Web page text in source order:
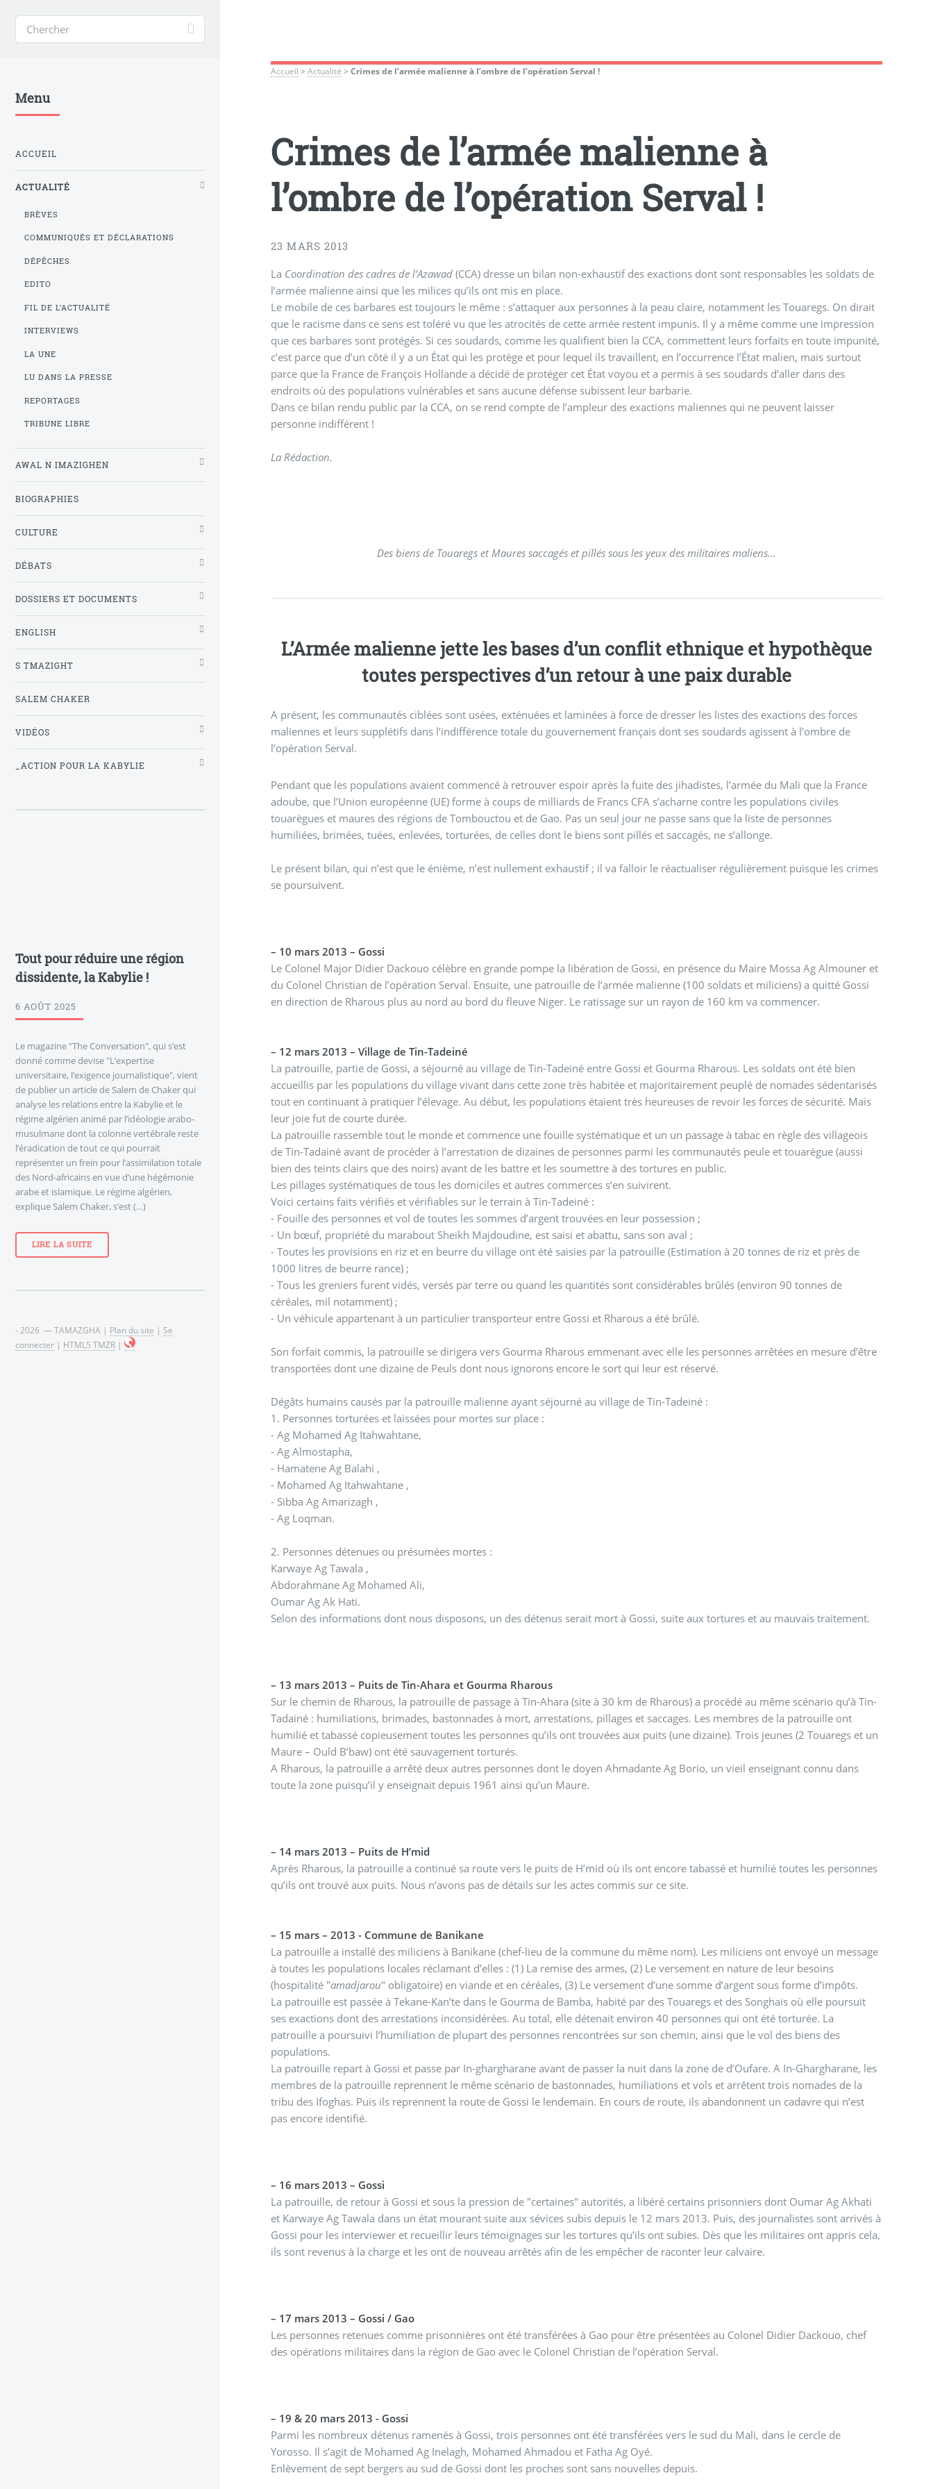
Accueil >Actualité >Crimes de l’armée malienne à l’ombre de l’opération Serval !
Crimes de l’armée malienne à
l’ombre de l’opération Serval !
23 MARS 2013
La Coordination des cadres de l’Azawad (CCA) dresse un bilan non-exhaustif des exactions dont sont responsables les soldats de
l’armée malienne ainsi que les milices qu’ils ont mis en place.
Le mobile de ces barbares est toujours le même : s’attaquer aux personnes à la peau claire, notamment les Touaregs. On dirait
que le racisme dans ce sens est toléré vu que les atrocités de cette armée restent impunis. Il y a même comme une impression
que ces barbares sont protégés. Si ces soudards, comme les qualifient bien la CCA, commettent leurs forfaits en toute impunité,
c’est parce que d’un côté il y a un État qui les protège et pour lequel ils travaillent, en l’occurrence l’État malien, mais surtout
parce que la France de François Hollande a décidé de protéger cet État voyou et a permis à ses soudards d’aller dans des
endroits où des populations vulnérables et sans aucune défense subissent leur barbarie.
Dans ce bilan rendu public par la CCA, on se rend compte de l’ampleur des exactions maliennes qui ne peuvent laisser
personne indifférent !
La Rédaction.
Des biens de Touaregs et Maures saccagés et pillés sous les yeux des militaires maliens...
L’Armée malienne jette les bases d’un conflit ethnique et hypothèque
toutes perspectives d’un retour à une paix durable
A présent, les communautés ciblées sont usées, exténuées et laminées à force de dresser les listes des exactions des forces
maliennes et leurs supplétifs dans l’indifférence totale du gouvernement français dont ses soudards agissent à l’ombre de
l’opération Serval.
Pendant que les populations avaient commencé à retrouver espoir après la fuite des jihadistes, l’armée du Mali que la France
adoube, que l’Union européenne (UE) forme à coups de milliards de Francs CFA s’acharne contre les populations civiles
touarègues et maures des régions de Tombouctou et de Gao. Pas un seul jour ne passe sans que la liste de personnes
humiliées, brimées, tuées, enlevées, torturées, de celles dont le biens sont pillés et saccagés, ne s’allonge.
Le présent bilan, qui n’est que le énième, n’est nullement exhaustif ; il va falloir le réactualiser régulièrement puisque les crimes
se poursuivent.
– 10 mars 2013 – Gossi
Le Colonel Major Didier Dackouo célèbre en grande pompe la libération de Gossi, en présence du Maire Mossa Ag Almouner et
du Colonel Christian de l’opération Serval. Ensuite, une patrouille de l’armée malienne (100 soldats et miliciens) a quitté Gossi
en direction de Rharous plus au nord au bord du fleuve Niger. Le ratissage sur un rayon de 160 km va commencer.
– 12 mars 2013 – Village de Tin-Tadeiné
La patrouille, partie de Gossi, a séjourné au village de Tin-Tadeiné entre Gossi et Gourma Rharous. Les soldats ont été bien
accueillis par les populations du village vivant dans cette zone très habitée et majoritairement peuplé de nomades sédentarisés
tout en continuant à pratiquer l’élevage. Au début, les populations étaient très heureuses de revoir les forces de sécurité. Mais
leur joie fut de courte durée.
La patrouille rassemble tout le monde et commence une fouille systématique et un un passage à tabac en règle des villageois
de Tin-Tadainé avant de procéder à l’arrestation de dizaines de personnes parmi les communautés peule et touarègue (aussi
bien des teints clairs que des noirs) avant de les battre et les soumettre à des tortures en public.
Les pillages systématiques de tous les domiciles et autres commerces s’en suivirent.
Voici certains faits vérifiés et vérifiables sur le terrain à Tin-Tadeiné :
- Fouille des personnes et vol de toutes les sommes d’argent trouvées en leur possession ;
- Un bœuf, propriété du marabout Sheikh Majdoudine, est saisi et abattu, sans son aval ;
- Toutes les provisions en riz et en beurre du village ont été saisies par la patrouille (Estimation à 20 tonnes de riz et près de
1000 litres de beurre rance) ;
- Tous les greniers furent vidés, versés par terre ou quand les quantités sont considérables brûlés (environ 90 tonnes de
céréales, mil notamment) ;
- Un véhicule appartenant à un particulier transporteur entre Gossi et Rharous a été brûlé.
Son forfait commis, la patrouille se dirigera vers Gourma Rharous emmenant avec elle les personnes arrêtées en mesure d’être
transportées dont une dizaine de Peuls dont nous ignorons encore le sort qui leur est réservé.
Dégâts humains causés par la patrouille malienne ayant séjourné au village de Tin-Tadeiné :
1. Personnes torturées et laissées pour mortes sur place :
- Ag Mohamed Ag Itahwahtane,
- Ag Almostapha,
- Hamatene Ag Balahi ,
- Mohamed Ag Itahwahtane ,
- Sibba Ag Amarizagh ,
- Ag Loqman.
2. Personnes détenues ou présumées mortes :
Karwaye Ag Tawala ,
Abdorahmane Ag Mohamed Ali,
Oumar Ag Ak Hati.
Selon des informations dont nous disposons, un des détenus serait mort à Gossi, suite aux tortures et au mauvais traitement.
– 13 mars 2013 – Puits de Tin-Ahara et Gourma Rharous
Sur le chemin de Rharous, la patrouille de passage à Tin-Ahara (site à 30 km de Rharous) a procédé au même scénario qu’à Tin-
Tadainé : humiliations, brimades, bastonnades à mort, arrestations, pillages et saccages. Les membres de la patrouille ont
humilié et tabassé copieusement toutes les personnes qu’ils ont trouvées aux puits (une dizaine). Trois jeunes (2 Touaregs et un
Maure – Ould B’baw) ont été sauvagement torturés.
A Rharous, la patrouille a arrêté deux autres personnes dont le doyen Ahmadante Ag Borio, un vieil enseignant connu dans
toute la zone puisqu’il y enseignait depuis 1961 ainsi qu’un Maure.
– 14 mars 2013 – Puits de H’mid
Après Rharous, la patrouille a continué sa route vers le puits de H’mid où ils ont encore tabassé et humilié toutes les personnes
qu’ils ont trouvé aux puits. Nous n’avons pas de détails sur les actes commis sur ce site.
– 15 mars – 2013 - Commune de Banikane
La patrouille a installé des miliciens à Banikane (chef-lieu de la commune du même nom). Les miliciens ont envoyé un message
à toutes les populations locales réclamant d’elles : (1) La remise des armes, (2) Le versement en nature de leur besoins
(hospitalité "amadjarou" obligatoire) en viande et en céréales, (3) Le versement d’une somme d’argent sous forme d’impôts.
La patrouille est passée à Tekane-Kan’te dans le Gourma de Bamba, habité par des Touaregs et des Songhaïs où elle poursuit
ses exactions dont des arrestations inconsidérées. Au total, elle détenait environ 40 personnes qui ont été torturée. La
patrouille a poursuivi l’humiliation de plupart des personnes rencontrées sur son chemin, ainsi que le vol des biens des
populations.
La patrouille repart à Gossi et passe par In-ghargharane avant de passer la nuit dans la zone de d’Oufare. A In-Ghargharane, les
membres de la patrouille reprennent le même scénario de bastonnades, humiliations et vols et arrêtent trois nomades de la
tribu des Ifoghas. Puis ils reprennent la route de Gossi le lendemain. En cours de route, ils abandonnent un cadavre qui n’est
pas encore identifié.
– 16 mars 2013 – Gossi
La patrouille, de retour à Gossi et sous la pression de "certaines" autorités, a libéré certains prisonniers dont Oumar Ag Akhati
et Karwaye Ag Tawala dans un état mourant suite aux sévices subis depuis le 12 mars 2013. Puis, des journalistes sont arrivés à
Gossi pour les interviewer et recueillir leurs témoignages sur les tortures qu’ils ont subies. Dès que les militaires ont appris cela,
ils sont revenus à la charge et les ont de nouveau arrêtés afin de les empêcher de raconter leur calvaire.
– 17 mars 2013 – Gossi / Gao
Les personnes retenues comme prisonnières ont été transférées à Gao pour être présentées au Colonel Didier Dackouo, chef
des opérations militaires dans la région de Gao avec le Colonel Christian de l’opération Serval.
–
19 & 20 mars 2013 - Gossi
Parmi les nombreux détenus ramenés à Gossi, trois personnes ont été transférées vers le sud du Mali, dans le cercle de
Yorosso. Il s’agit de Mohamed Ag Inelagh, Mohamed Ahmadou et Fatha Ag Oyé.
Enlèvement de sept bergers au sud de Gossi dont les proches sont sans nouvelles depuis.
Menu
ACCUEIL
ACTUALITÉ
BRÈVES
COMMUNIQUÉS ET DÉCLARATIONS
DÉPÊCHES
EDITO
FIL DE L’ACTUALITÉ
INTERVIEWS
LA UNE
LU DANS LA PRESSE
REPORTAGES
TRIBUNE LIBRE
AWAL N IMAZIGHEN
BIOGRAPHIES
CULTURE
DÉBATS
DOSSIERS ET DOCUMENTS
ENGLISH
S TMAZIGHT
SALEM CHAKER
VIDÉOS
_ACTION POUR LA KABYLIE
Tout pour réduire une région
dissidente, la Kabylie !
6 AOÛT 2025
Le magazine "The Conversation", qui s’est
donné comme devise "L’expertise
universitaire, l’exigence journalistique", vient
de publier un article de Salem de Chaker qui
analyse les relations entre la Kabylie et le
régime algérien animé par l’idéologie arabo-
musulmane dont la colonne vertébrale reste
l’éradication de tout ce qui pourrait
représenter un frein pour l’assimilation totale
des Nord-africains en vue d’une hégémonie
arabe et islamique. Le régime algérien,
explique Salem Chaker, s’est (…)
LIRE LA SUITE
- 2026 — TAMAZGHA | Plan du site | Se
connecter | HTML5 TMZR |